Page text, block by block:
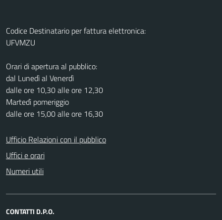
Codice Destinatario per fattura elettronica:
UFVMZU
Orari di apertura al pubblico:
dal Lunedì al Venerdì
dalle ore 10,30 alle ore 12,30
Martedì pomeriggio
dalle ore 15,00 alle ore 16,30
Ufficio Relazioni con il pubblico
Uffici e orari
Numeri utili
CONTATTI D.P.O.